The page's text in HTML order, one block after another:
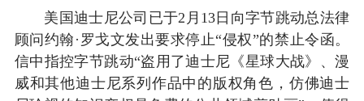
美国迪士尼公司已于2月13日向字节跳动总法律
顾问约翰·罗戈文发出要求停止“侵权”的禁止令函。
信中指控字节跳动“盗用了迪士尼《星球大战》、漫
威和其他迪士尼系列作品中的版权角色，仿佛迪士